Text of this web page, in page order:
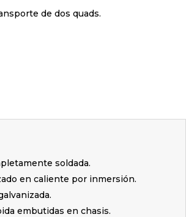
de dos quads.
soldada.
en caliente por inmersión.
embutidas en chasis.